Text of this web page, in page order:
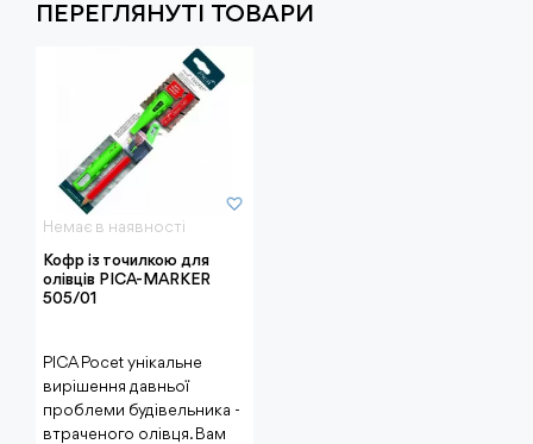
ПЕРЕГЛЯНУТI ТОВАРИ
Немає в наявності
Кофр із точилкою для
олівців PICA-MARKER
505/01
PICA Pocet унікальне
вирішення давньої
проблеми будівельника -
втраченого олівця. Вам